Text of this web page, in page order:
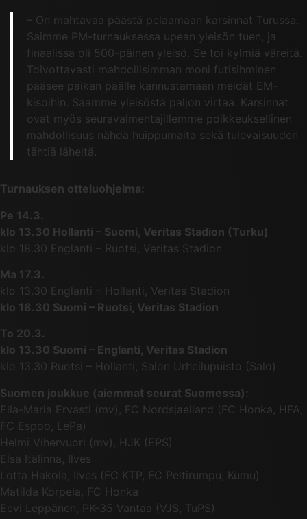
– On mahtavaa päästä pelaamaan karsinnat Turussa.
Saimme PM-turnauksessa upean yleisön tuen, ja
finaalissa oli 500-päinen yleisö. Se toi kylmiä väreitä.
Toivottavasti mahdollisimman moni futisihminen
pääsee paikan päälle kannustamaan meidät EM-
kisoihin. Saamme yleisöstä paljon virtaa. Karsinnat
ovat myös seuravalmentajillemme poikkeuksellinen
mahdollisuus nähdä huippumaita sekä tulevaisuuden
tähtiä läheltä.
Turnauksen otteluohjelma:
Pe 14.3.
klo 13.30 Hollanti – Suomi, Veritas Stadion (Turku)
klo 18.30 Englanti – Ruotsi, Veritas Stadion
Ma 17.3.
klo 13.30 Englanti – Hollanti, Veritas Stadion
klo 18.30 Suomi – Ruotsi, Veritas Stadion
To 20.3.
klo 13.30 Suomi – Englanti, Veritas Stadion
klo 13.30 Ruotsi – Hollanti, Salon Urheilupuisto (Salo)
Suomen joukkue (aiemmat seurat Suomessa):
Ella-Maria Ervasti (mv), FC Nordsjaelland (FC Honka, HFA,
FC Espoo, LePa)
Helmi Vihervuori (mv), HJK (EPS)
Elsa Itälinna, Ilves
Lotta Hakola, Ilves (FC KTP, FC Peltirumpu, Kumu)
Matilda Korpela, FC Honka
Eevi Leppänen, PK-35 Vantaa (VJS, TuPS)